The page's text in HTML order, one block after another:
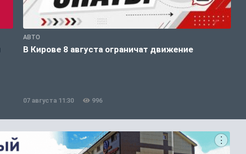
АВТО
В Кирове 8 августа ограничат движение
07 августа 11:30 996